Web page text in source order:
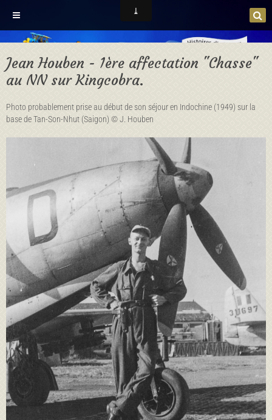
Jean Houben - 1ère affectation "Chasse"
au NN sur Kingcobra.
Photo probablement prise au début de son séjour en Indochine (1949) sur la
base de Tan-Son-Nhut (Saigon) © J. Houben